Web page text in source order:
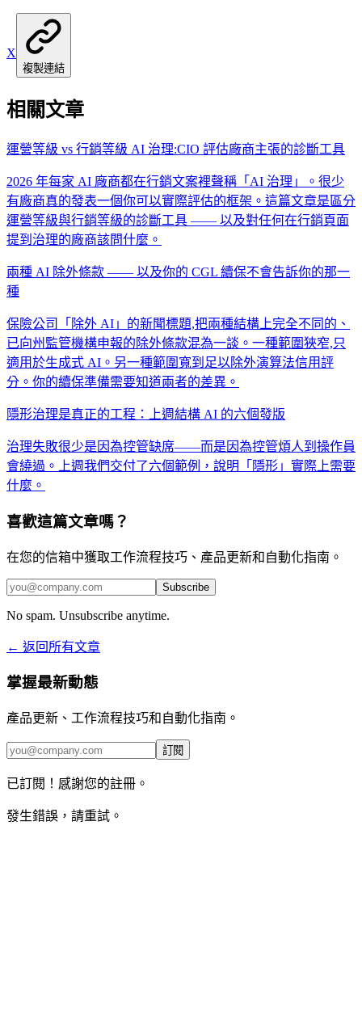
X
複製連結
相關文章
運營等級 vs 行銷等級 AI 治理:CIO 評估廠商主張的診斷工具
2026 年每家 AI 廠商都在行銷文案裡聲稱「AI 治理」。很少
有廠商真的發表一個你可以實際評估的框架。這篇文章是區分
運營等級與行銷等級的診斷工具 —— 以及對任何在行銷頁面
提到治理的廠商該問什麼。
兩種 AI 除外條款 —— 以及你的 CGL 續保不會告訴你的那一
種
保險公司「除外 AI」的新聞標題,把兩種結構上完全不同的、
已向州監管機構申報的除外條款混為一談。一種範圍狹窄,只
適用於生成式 AI。另一種範圍寬到足以除外演算法信用評
分。你的續保準備需要知道兩者的差異。
隱形治理是真正的工程：上週結構 AI 的六個發版
治理失敗很少是因為控管缺席——而是因為控管煩人到操作員
會繞過。上週我們交付了六個範例，說明「隱形」實際上需要
什麼。
喜歡這篇文章嗎？
在您的信箱中獲取工作流程技巧、產品更新和自動化指南。
Subscribe
No spam. Unsubscribe anytime.
← 返回所有文章
掌握最新動態
產品更新、工作流程技巧和自動化指南。
訂閱
已訂閱！感謝您的註冊。
發生錯誤，請重試。